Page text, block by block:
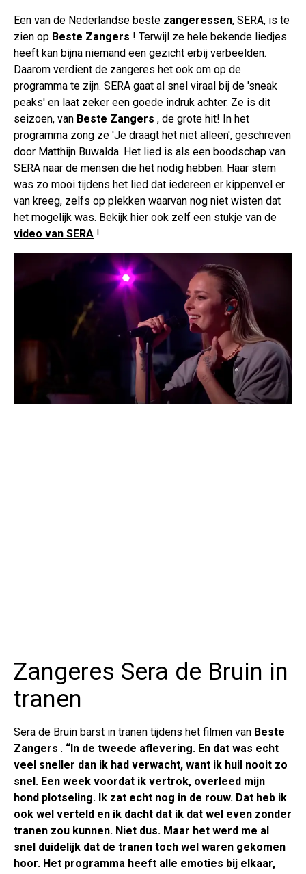
Een van de Nederlandse beste zangeressen, SERA, is te
zien op Beste Zangers ! Terwijl ze hele bekende liedjes
heeft kan bijna niemand een gezicht erbij verbeelden.
Daarom verdient de zangeres het ook om op de
programma te zijn. SERA gaat al snel viraal bij de 'sneak
peaks' en laat zeker een goede indruk achter. Ze is dit
seizoen, van Beste Zangers , de grote hit! In het
programma zong ze 'Je draagt het niet alleen', geschreven
door Matthijn Buwalda. Het lied is als een boodschap van
SERA naar de mensen die het nodig hebben. Haar stem
was zo mooi tijdens het lied dat iedereen er kippenvel er
van kreeg, zelfs op plekken waarvan nog niet wisten dat
het mogelijk was. Bekijk hier ook zelf een stukje van de
video van SERA !
Zangeres Sera de Bruin in
tranen
Sera de Bruin barst in tranen tijdens het filmen van Beste
Zangers . “In de tweede aflevering. En dat was echt
veel sneller dan ik had verwacht, want ik huil nooit zo
snel. Een week voordat ik vertrok, overleed mijn
hond plotseling. Ik zat echt nog in de rouw. Dat heb ik
ook wel verteld en ik dacht dat ik dat wel even zonder
tranen zou kunnen. Niet dus. Maar het werd me al
snel duidelijk dat de tranen toch wel waren gekomen
hoor. Het programma heeft alle emoties bij elkaar,